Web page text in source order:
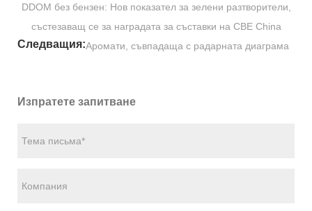
DDOM без бензен: Нов показател за зелени разтворители,
състезаващ се за наградата за съставки на CBE China
Следващия:Аромати, съвпадаща с радарната диаграма
Изпратете запитване